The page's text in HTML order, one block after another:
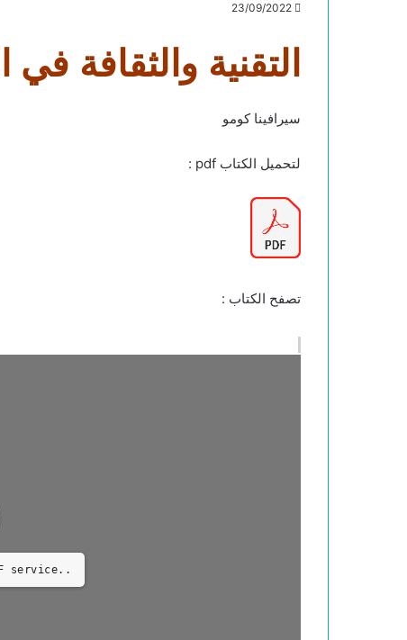
23/09/2022
التقنية والثقافة
سيرافينا كومو
لتحميل الكتاب pdf :
تصفح الكتاب :
service..